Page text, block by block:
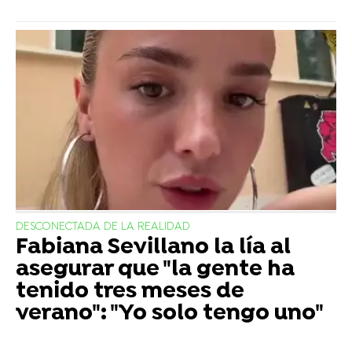
DESCONECTADA DE LA REALIDAD
Fabiana Sevillano la lía al
asegurar que "la gente ha
tenido tres meses de
verano": "Yo solo tengo uno"